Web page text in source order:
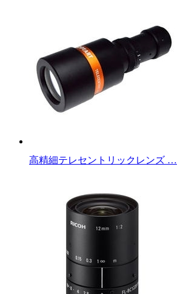
高精細テレセントリックレンズ …